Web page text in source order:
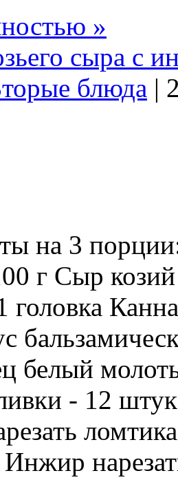
»
сыра с
блюда |
на 3
г Сыр
головка
белый
- 12
Инжир